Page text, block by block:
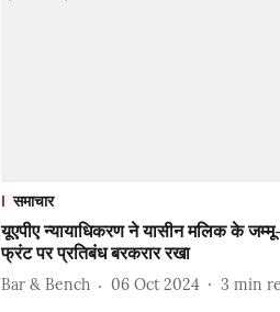
समाचार
यूएपीए न्यायाधिकरण ने यासीन मलिक के
फ्रंट पर प्रतिबंध बरकरार रखा
Bar & Bench 06 Oct 2024 3 min